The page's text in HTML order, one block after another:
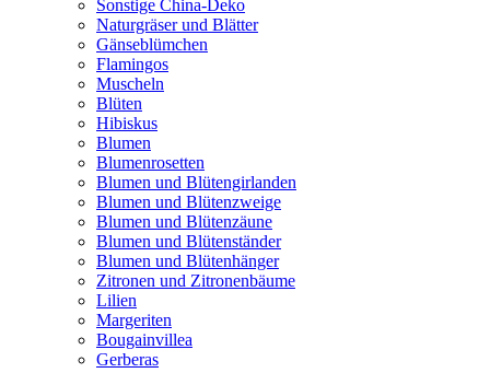
Sonstige China-Deko
Naturgräser und Blätter
Gänseblümchen
Flamingos
Muscheln
Blüten
Hibiskus
Blumen
Blumenrosetten
Blumen und Blütengirlanden
Blumen und Blütenzweige
Blumen und Blütenzäune
Blumen und Blütenständer
Blumen und Blütenhänger
Zitronen und Zitronenbäume
Lilien
Margeriten
Bougainvillea
Gerberas